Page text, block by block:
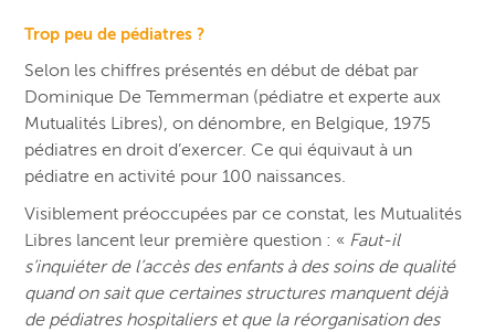
Trop peu de pédiatres ?
Selon les chiffres présentés en début de débat par
Dominique De Temmerman (pédiatre et experte aux
Mutualités Libres), on dénombre, en Belgique, 1975
pédiatres en droit d’exercer. Ce qui équivaut à un
pédiatre en activité pour 100 naissances.
Visiblement préoccupées par ce constat, les Mutualités
Libres lancent leur première question : « Faut-il
s’inquiéter de l’accès des enfants à des soins de qualité
quand on sait que certaines structures manquent déjà
de pédiatres hospitaliers et que la réorganisation des